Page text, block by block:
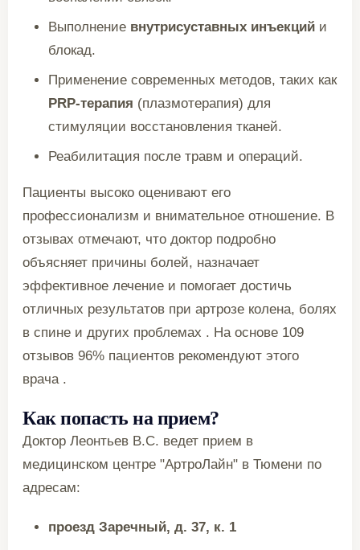
Выполнение внутрисуставных инъекций и
блокад.
Применение современных методов, таких как
PRP-терапия (плазмотерапия) для
стимуляции восстановления тканей.
Реабилитация после травм и операций.
Пациенты высоко оценивают его
профессионализм и внимательное отношение. В
отзывах отмечают, что доктор подробно
объясняет причины болей, назначает
эффективное лечение и помогает достичь
отличных результатов при артрозе колена, болях
в спине и других проблемах . На основе 109
отзывов 96% пациентов рекомендуют этого
врача .
Как попасть на прием?
Доктор Леонтьев В.С. ведет прием в
медицинском центре "АртроЛайн" в Тюмени по
адресам:
проезд Заречный, д. 37, к. 1